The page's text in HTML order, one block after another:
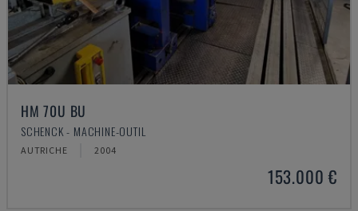
HM 70U BU
SCHENCK - MACHINE-OUTIL
AUTRICHE 2004
153.000 €